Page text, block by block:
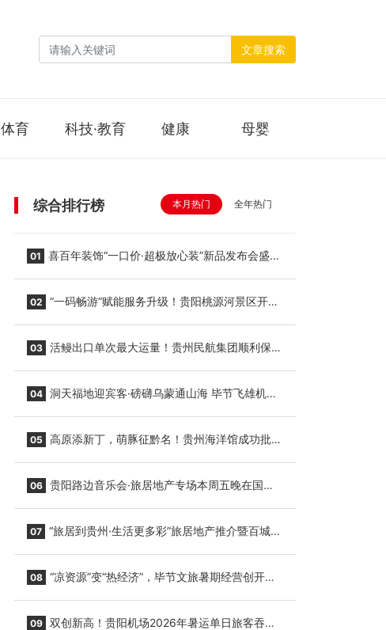
文章搜索
体育 科技·教育 健康 母婴
综合排行榜 本月热门 全年热门
01 喜百年装饰“一口价·超极放心装”新品发布会盛大
02 “一码畅游”赋能服务升级！贵阳桃源河景区开
03 活鳗出口单次最大运量！贵州民航集团顺利保障
04 洞天福地迎宾客·磅礴乌蒙通山海 毕节飞雄机场
05 高原添新丁，萌豚征黔名！贵州海洋馆成功批量
06 贵阳路边音乐会·旅居地产专场本周五晚在国际
07 “旅居到贵州·生活更多彩”旅居地产推介暨百城千
08 “凉资源”变“热经济”，毕节文旅暑期经营创开门
09 双创新高！贵阳机场2026年暑运单日旅客吞吐